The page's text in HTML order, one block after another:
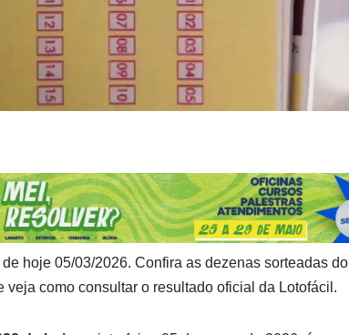
hoje 05/03/2026. Confira as dezenas sorteadas do
veja como consultar o resultado oficial da Lotofácil.